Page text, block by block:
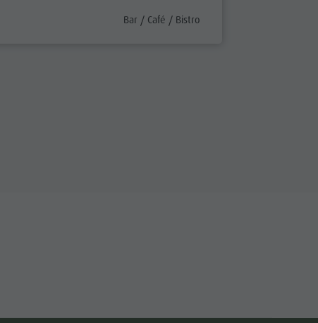
aria.poi_category_prefix
Bar / Café / Bistro